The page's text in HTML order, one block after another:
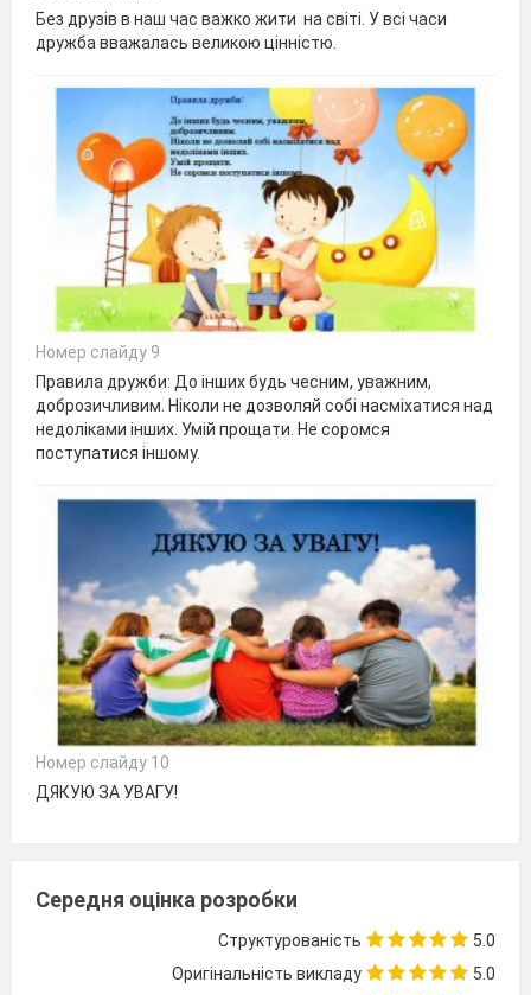
Без друзів в наш час важко жити на світі. У всі часи
дружба вважалась великою цінністю.
Номер слайду 9
Правила дружби: До інших будь чесним, уважним,
доброзичливим. Ніколи не дозволяй собі насміхатися над
недоліками інших. Умій прощати. Не соромся
поступатися іншому.
Номер слайду 10
ДЯКУЮ ЗА УВАГУ!
Середня оцінка розробки
Структурованість
5.0
Оригінальність викладу
5.0